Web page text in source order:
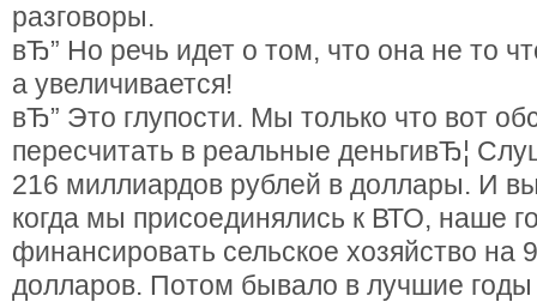
разговоры.
вЂ” Но речь идет о том, что она не то
а увеличивается!
вЂ” Это глупости. Мы только что вот
пересчитать в реальные деньгивЂ¦
216 миллиардов рублей в доллары. И
когда мы присоединялись к ВТО, наше
финансировать сельское хозяйство на
долларов. Потом бывало в лучшие